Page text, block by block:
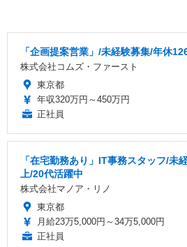
「企画提案営業」/未経験募集/年休
株式会社コムズ・ファースト
東京都
年収320万円～450万円
正社員
「在宅勤務あり」IT事務スタッフ/未
上/20代活躍中
株式会社マノア・リノ
東京都
月給23万5,000円～34万5,000円
正社員